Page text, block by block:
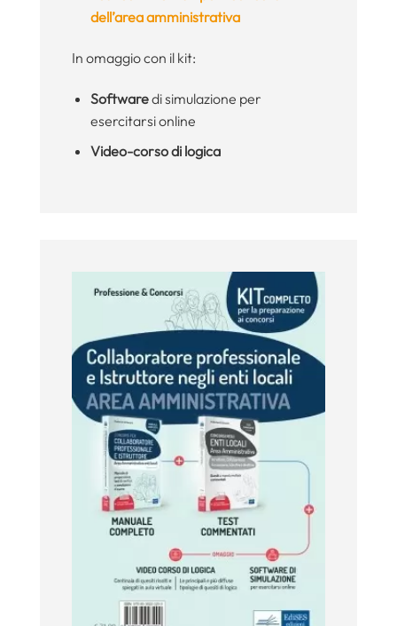
dell’area amministrativa
In omaggio con il kit:
Softwaredi simulazione per
esercitarsi online
Video-corso di logica